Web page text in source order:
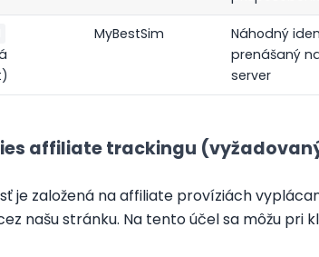
MyBestSim
Náhodný
prenášaný
server
affiliate trackingu
je založená na affiliate províziách
našu stránku. Na tento účel sa môžu pri